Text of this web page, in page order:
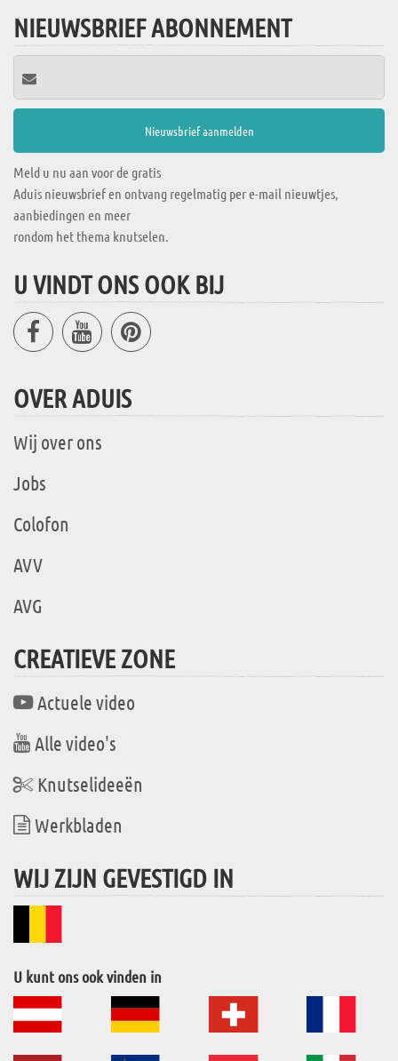
NIEUWSBRIEF ABONNEMENT
Meld u nu aan voor de gratis
Aduis nieuwsbrief en ontvang regelmatig per e-mail nieuwtjes,
aanbiedingen en meer
rondom het thema knutselen.
U VINDT ONS OOK BIJ
OVER ADUIS
Wij over ons
Jobs
Colofon
AVV
AVG
CREATIEVE ZONE
Actuele video
Alle video's
Knutselideeën
Werkbladen
WIJ ZIJN GEVESTIGD IN
U kunt ons ook vinden in